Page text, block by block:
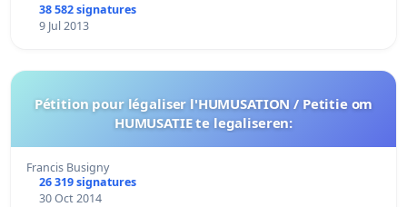
38 582 signatures
9 Jul 2013
Pétition pour légaliser l'HUMUSATION / Petitie om
HUMUSATIE te legaliseren:
Francis Busigny
26 319 signatures
30 Oct 2014